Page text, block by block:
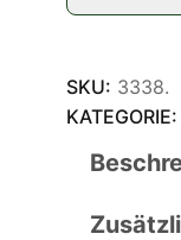
r
a
s
SKU: 3338.
KATEGORIE: